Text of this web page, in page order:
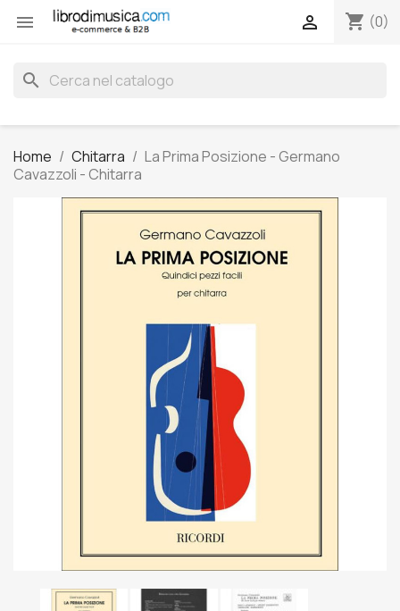
 shopping_cart (0)

search
Home Chitarra
La Prima Posizione - Germano
Cavazzoli - Chitarra